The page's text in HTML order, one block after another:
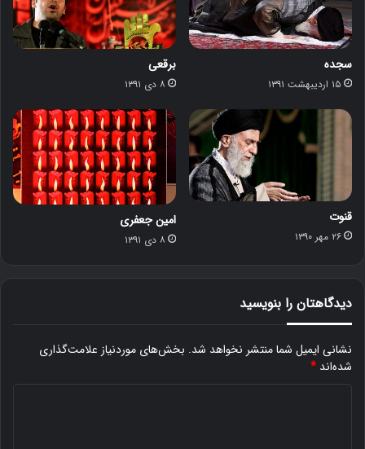
سجده
۱۵ اردیبهشت ۱۳۹۱
برقعی
۸ دی ۱۳۹۱
قنوت
۲۶ مهر ۱۳۹۰
امین جعفری
۸ دی ۱۳۹۱
دیدگاهتان را بنویسید
نشانی ایمیل شما منتشر نخواهد شد. بخش‌های موردنیاز علامت‌گذاری
شده‌اند *